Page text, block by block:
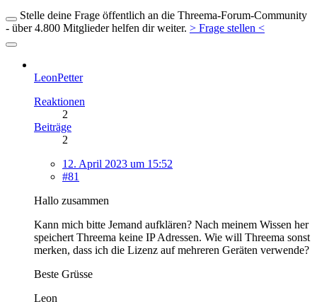
Stelle deine Frage öffentlich an die Threema-Forum-Community
- über 4.800 Mitglieder helfen dir weiter. > Frage stellen <
LeonPetter
Reaktionen
2
Beiträge
2
12. April 2023 um 15:52
#81
Hallo zusammen
Kann mich bitte Jemand aufklären? Nach meinem Wissen her
speichert Threema keine IP Adressen. Wie will Threema sonst
merken, dass ich die Lizenz auf mehreren Geräten verwende?
Beste Grüsse
Leon